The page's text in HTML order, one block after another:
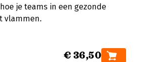
je teams in een gezonde
vlammen.
€ 36,50